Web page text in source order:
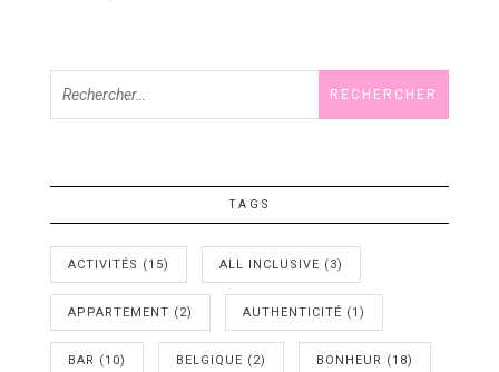
TAGS
ACTIVITÉS (15) ALL INCLUSIVE (3)
APPARTEMENT (2) AUTHENTICITÉ (1)
BAR (10) BELGIQUE (2) BONHEUR (18)